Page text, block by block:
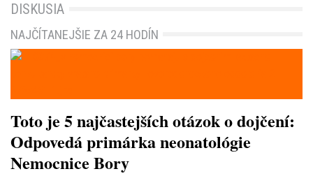
DISKUSIA
NAJČÍTANEJŠIE ZA 24 HODÍN
Toto je 5 najčastejších otázok o dojčení:
Odpovedá primárka neonatológie
Nemocnice Bory